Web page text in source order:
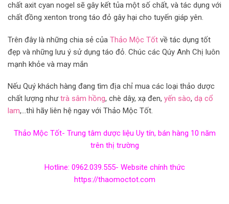
chất axit cyan nogel sẽ gây kết tủa một số chất, và tác dụng với
chất đồng xenton trong táo đỏ gây hại cho tuyến giáp yên.
Trên đây là những chia sẻ của Thảo Mộc Tốt về tác dụng tốt
đẹp và những lưu ý sử dụng táo đỏ. Chúc các Qúy Anh Chị luôn
mạnh khỏe và may mắn
Nếu Quý khách hàng đang tìm địa chỉ mua các loại thảo dược
chất lượng nhưtrà sâm hồng, chè dây, xạ đen, yến sào, dạ cổ
lam,…thì hãy liên hệ ngay với Thảo Mộc Tốt.
Thảo Mộc Tốt- Trung tâm dược liệu Uy tín, bán hàng 10 năm
trên thị trường
Hotline: 0962.039.555- Website chính thức
https://thaomoctot.com